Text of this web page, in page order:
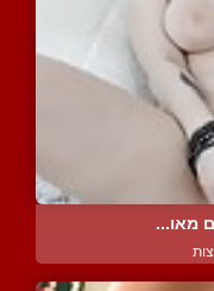
מאו...